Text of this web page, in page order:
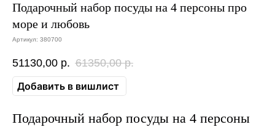
Подарочный набор посуды на 4 персоны про
море и любовь
Артикул: 380700
51130,00 р. 61350,00 р.
Добавить в вишлист
Подарочный набор посуды на 4 персоны